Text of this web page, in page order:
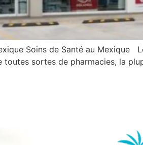
Soins de Santé au Mexique
sortes de pharmacies, la